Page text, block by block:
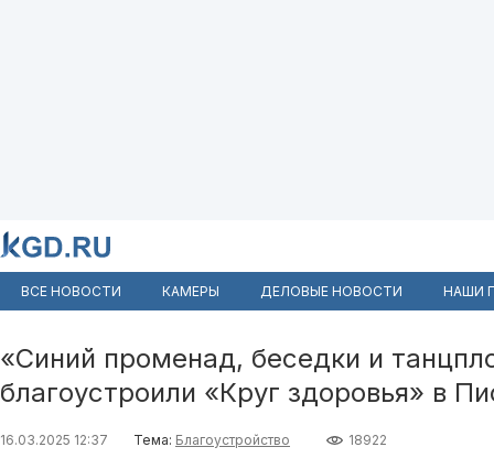
ВСЕ НОВОСТИ КАМЕРЫ ДЕЛОВЫЕ НОВОСТИ НАШИ
«Синий променад, беседки и
благоустроили «Круг здоровья» в
16.03.2025 12:37 Тема: Благоустройство 18922